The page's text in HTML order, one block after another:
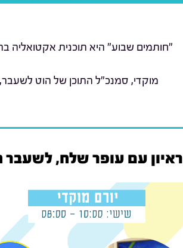
"חותמים שבוע" היא תוכנית אקטואליה
מוקדי, סמנכ"ל התוכן של הוט
ראיון עם עופר שלח, לשעבר